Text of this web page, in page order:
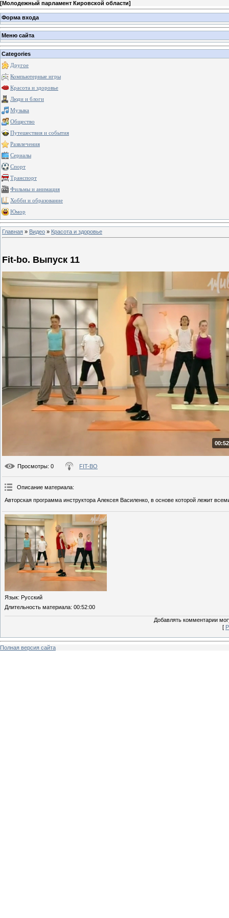
[Молодежный парламент Кировской области]
Форма входа
Меню сайта
Categories
Другое
Компьютерные игры
Красота и здоровье
Люди и блоги
Музыка
Общество
Путешествия и события
Развлечения
Сериалы
Спорт
Транспорт
Фильмы и анимация
Хобби и образование
Юмор
Главная » Видео » Красота и здоровье
Fit-bo. Выпуск 11
Просмотры: 0 FIT-BO
Описание материала:
Авторская программа инструктора Алексея Василенко, в основе которой лежит
Язык: Русский
Длительность материала: 00:52:00
Добавлять комментарии
[
Полная версия сайта